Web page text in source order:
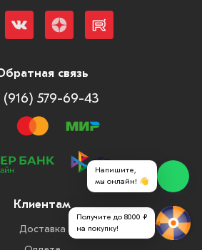
связь
(916) 579-69-43
Клиентам
Доставка
Напишите,
мы онлайн! 👋
Получите до 8000 ₽
на покупку!